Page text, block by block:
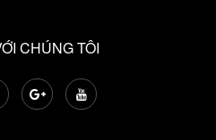
CHÚNG TÔI